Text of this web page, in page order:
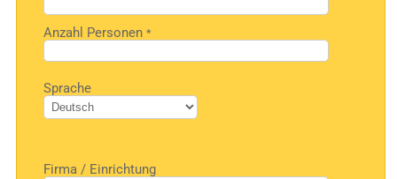
Anzahl Personen*
Bitte
lasse
dieses
Feld
Sprache
Firma / Einrichtung